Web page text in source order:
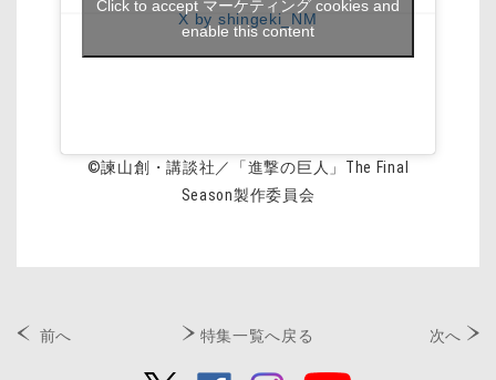
X by shingeki_NM
Click to accept マーケティング cookies and
enable this content
©諫山創・講談社／「進撃の巨人」The Final
Season製作委員会
前へ 特集一覧へ戻る 次へ